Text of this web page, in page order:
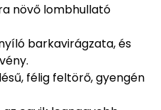
növő lombhullató
barkavirágzata, és
félig feltörő, gyengén